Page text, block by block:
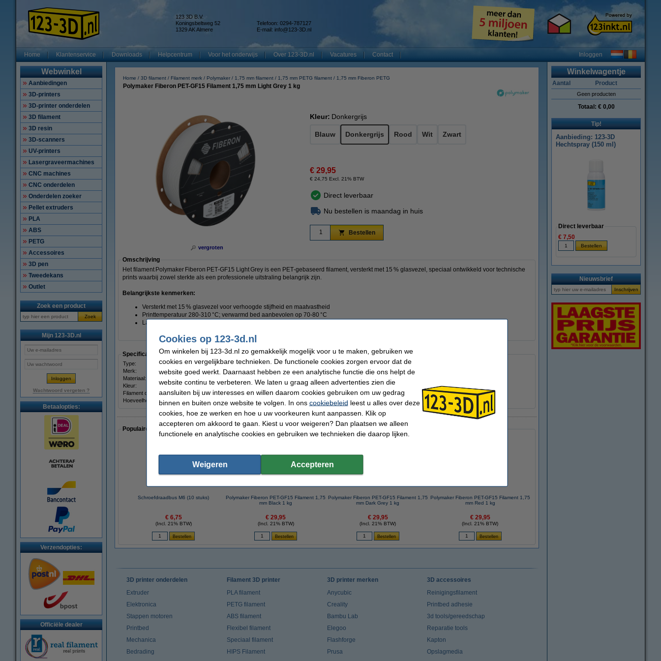
123 3D B.V.
Koningsbeltweg 52
1329 AK Almere
Telefoon: 0294-787127
E-mail: info@123-3D.nl
Home Klantenservice Downloads Helpcentrum Voor het onderwijs Over 123-3D.nl Vacatures Contact Inloggen
Webwinkel
Aanbiedingen
3D-printers
3D-printer onderdelen
3D filament
3D resin
3D-scanners
UV-printers
Lasergraveermachines
CNC machines
CNC onderdelen
Onderdelen zoeker
Pellet extruders
PLA
ABS
PETG
Accessoires
3D pen
Tweedekans
Outlet
Zoek een product
Zoek
Mijn 123-3D.nl
Wachtwoord vergeten ?
Betaalopties:
Verzendopties:
Officiële dealer
Home 3D filament Filament merk Polymaker 1,75 mm filament 1,75 mm PETG filament 1,75 mm Fiberon PETG
Polymaker Fiberon PET-GF15 Filament 1,75 mm Light Grey 1 kg
vergroten
Kleur: Donkergrijs
Blauw Donkergrijs Rood Wit Zwart
€ 29,95
€ 24,75 Excl. 21% BTW
Direct leverbaar
Nu bestellen is maandag in huis
Bestellen
Omschrijving
Het filament Polymaker Fiberon PET‑GF15 Light Grey is een PET‑gebaseerd filament, versterkt met 15 % glasvezel, speciaal ontwikkeld voor technische
prints waarbij zowel sterkte als een professionele uitstraling belangrijk zijn.
Belangrijkste kenmerken:
Versterkt met 15 % glasvezel voor verhoogde stijfheid en maatvastheid
Printtemperatuur 280‑310 °C; verwarmd bed aanbevolen op 70‑80 °C
Lage vochtopname, uitstekende chemische bestendigheid en mat lichtgrijze afwerking
Specificaties
Type: PETG Filament Printtemperatuur:
Merk:
Polymaker Heated bed temp:
Materiaal:
Kleur:
Donkergrijs Spoel binnendiameter:
Filament diameter:
1,75 mm Spoel breedte:
5,2 cm
Hoeveelheid:
1 kg Ons Artikelnr: DFP16279
Populaire artikelen van klanten die dit artikel ook besteld hebben
Schroefdraadbus M6 (10 stuks)
€ 6,75
(Incl. 21% BTW)
Polymaker Fiberon PET-GF15 Filament 1,75
mm Black 1 kg
€ 29,95
(Incl. 21% BTW)
Polymaker Fiberon PET-GF15 Filament 1,75
mm Dark Grey 1 kg
€ 29,95
(Incl. 21% BTW)
Polymaker Fiberon PET-GF15 Filament 1,75
mm Red 1 kg
€ 29,95
(Incl. 21% BTW)
Winkelwagentje
Aantal Product
Geen producten
Totaal: € 0,00
Tip!
Aanbieding: 123-3D
Hechtspray (150 ml)
Direct leverbaar
€ 7,50
Nieuwsbrief
3D printer onderdelen
Extruder
Elektronica
Stappen motoren
Printbed
Mechanica
Bedrading
Filament 3D printer
PLA filament
PETG filament
ABS filament
Flexibel filament
Speciaal filament
HIPS Filament
3D printer merken
Anycubic
Creality
Bambu Lab
Elegoo
Flashforge
Prusa
3D accessoires
Reinigingsfilament
Printbed adhesie
3d tools/gereedschap
Reparatie tools
Kapton
Opslagmedia
Cookies op 123-3d.nl
Om winkelen bij 123-3d.nl zo gemakkelijk mogelijk voor u te maken, gebruiken we
cookies en vergelijkbare technieken. De functionele cookies zorgen ervoor dat de
website goed werkt. Daarnaast hebben ze een analytische functie die ons helpt de
website continu te verbeteren. We laten u graag alleen advertenties zien die
aansluiten bij uw interesses en willen daarom cookies gebruiken om uw gedrag
binnen en buiten onze website te volgen. In ons cookiebeleid leest u alles over deze
cookies, hoe ze werken en hoe u uw voorkeuren kunt aanpassen. Klik op
accepteren om akkoord te gaan. Kiest u voor weigeren? Dan plaatsen we alleen
functionele en analytische cookies en gebruiken we technieken die daarop lijken.
Weigeren Accepteren